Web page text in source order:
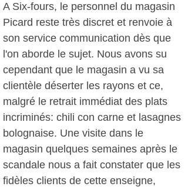
A Six-fours, le personnel du magasin
Picard reste très discret et renvoie à
son service communication dès que
l'on aborde le sujet. Nous avons su
cependant que le magasin a vu sa
clientèle déserter les rayons et ce,
malgré le retrait immédiat des plats
incriminés: chili con carne et lasagnes
bolognaise. Une visite dans le
magasin quelques semaines après le
scandale nous a fait constater que les
fidèles clients de cette enseigne,